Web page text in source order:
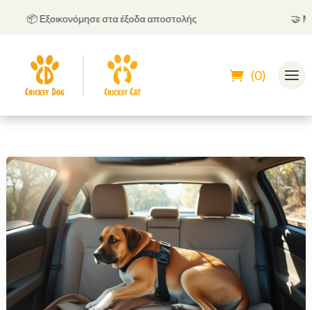
📦 Εξοικονόμησε στα έξοδα αποστολής
(0)